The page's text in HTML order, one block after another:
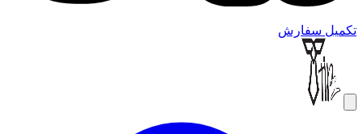
تکمیل سفارش